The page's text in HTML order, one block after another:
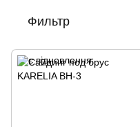
Фильтр